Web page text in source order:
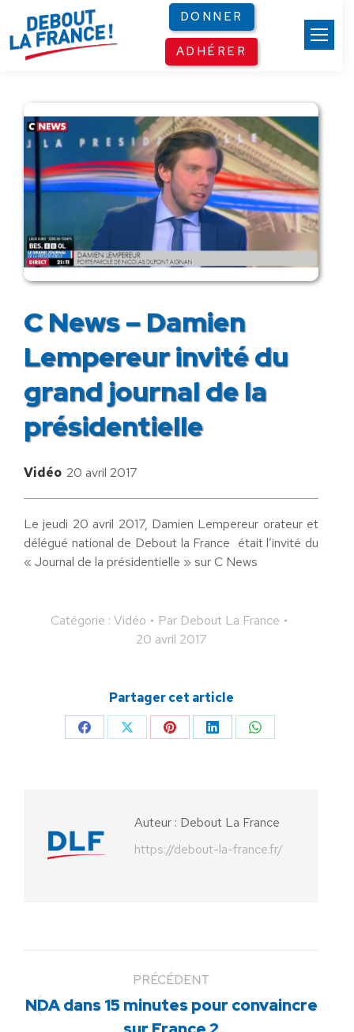
DONNER
ADHÉRER
C News – Damien
Lempereur invité du
grand journal de la
présidentielle
Vidéo 20 avril 2017
Le jeudi 20 avril 2017, Damien Lempereur orateur et
délégué national de Debout la France était l’invité du
« Journal de la présidentielle » sur C News
Catégorie : Vidéo Par Debout La France
20 avril 2017
Partager cet article
PartagerPartagerPartagerPartagerPartager
Auteur : Debout La France
https://debout-la-france.fr/
PRÉCÉDENT
Article
NDA dans 15 minutes pour convaincre
Panneau de gestion des cookies